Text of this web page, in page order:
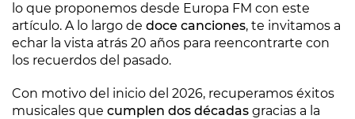
lo que proponemos desde Europa FM con este
artículo. A lo largo de doce canciones, te invitamos a
echar la vista atrás 20 años para reencontrarte con
los recuerdos del pasado.
Con motivo del inicio del 2026, recuperamos éxitos
musicales que cumplen dos décadas gracias a la